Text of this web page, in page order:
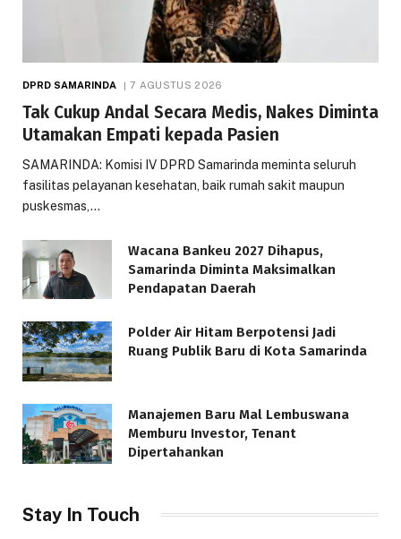
DPRD SAMARINDA 7 AGUSTUS 2026
Tak Cukup Andal Secara Medis, Nakes Diminta
Utamakan Empati kepada Pasien
SAMARINDA: Komisi IV DPRD Samarinda meminta seluruh
fasilitas pelayanan kesehatan, baik rumah sakit maupun
puskesmas,…
Wacana Bankeu 2027 Dihapus,
Samarinda Diminta Maksimalkan
Pendapatan Daerah
Polder Air Hitam Berpotensi Jadi
Ruang Publik Baru di Kota Samarinda
Manajemen Baru Mal Lembuswana
Memburu Investor, Tenant
Dipertahankan
Stay In Touch